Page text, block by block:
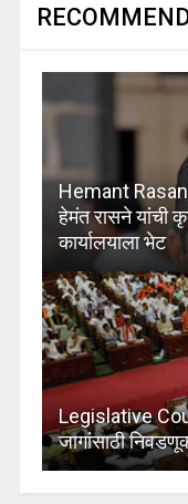
Hemant Rasane
हेमंत रासने यांची
कार्यालयाला भेट
Legislative
जागांसाठी